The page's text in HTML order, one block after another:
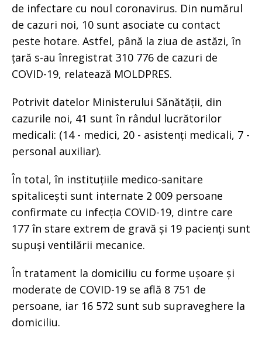
de infectare cu noul coronavirus. Din numărul
de cazuri noi, 10 sunt asociate cu contact
peste hotare. Astfel, până la ziua de astăzi, în
țară s-au înregistrat 310 776 de cazuri de
COVID-19, relatează MOLDPRES.
Potrivit datelor Ministerului Sănătății, din
cazurile noi, 41 sunt în rândul lucrătorilor
medicali: (14 - medici, 20 - asistenți medicali, 7 -
personal auxiliar).
În total, în instituțiile medico-sanitare
spitalicești sunt internate 2 009 persoane
confirmate cu infecția COVID-19, dintre care
177 în stare extrem de gravă și 19 pacienți sunt
supuși ventilării mecanice.
În tratament la domiciliu cu forme ușoare și
moderate de COVID-19 se află 8 751 de
persoane, iar 16 572 sunt sub supraveghere la
domiciliu.